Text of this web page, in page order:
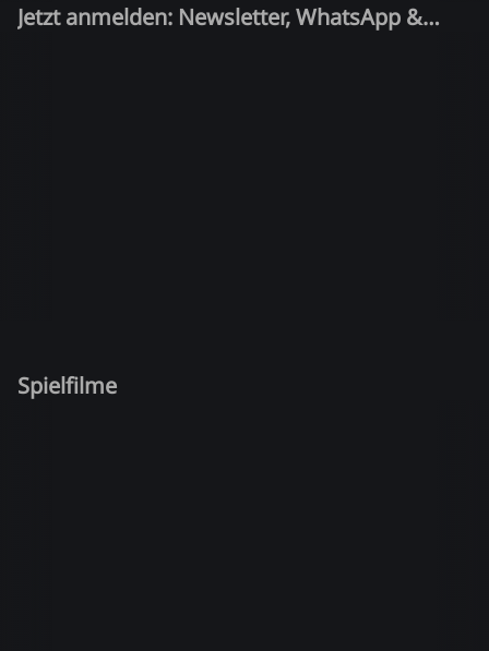
Jetzt anmelden: Newsletter, WhatsApp &
Spielfilme